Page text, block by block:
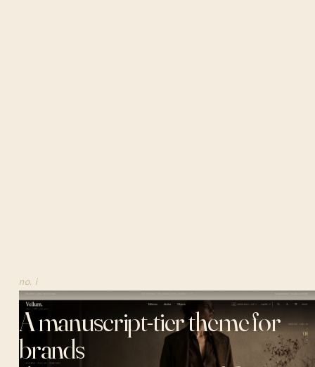
no. i⌇ a shopify theme by 34devs
A manuscript-tier theme for
brands